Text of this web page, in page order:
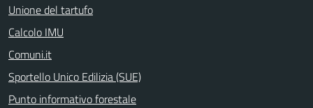
Unione del tartufo
Calcolo IMU
Comuni.it
Sportello Unico Edilizia (SUE)
Punto informativo forestale